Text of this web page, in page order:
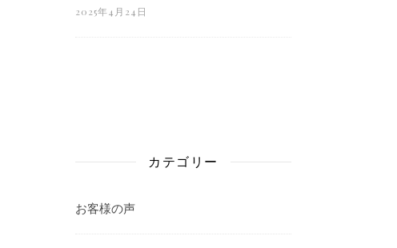
2025年4月24日
カテゴリー
お客様の声